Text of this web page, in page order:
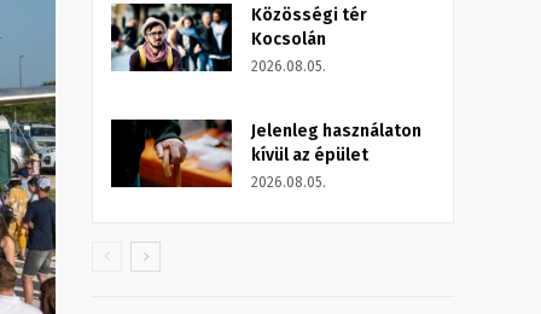
Közösségi tér
Kocsolán
2026.08.05.
Jelenleg használaton
kívül az épület
2026.08.05.